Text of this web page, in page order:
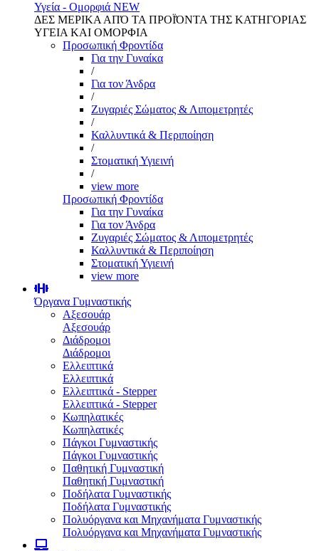
Υγεία - Ομορφιά NEW
ΔΕΣ ΜΕΡΙΚΑ ΑΠΌ ΤΑ ΠΡΟΪΌΝΤΑ ΤΗΣ ΚΑΤΗΓΟΡΙΑΣ
ΥΓΕΙΑ ΚΑΙ ΟΜΟΡΦΙΑ
Προσωπική Φροντίδα
Για την Γυναίκα
/
Για τον Άνδρα
/
Ζυγαριές Σώματος & Λιπομετρητές
/
Καλλυντικά & Περιποίηση
/
Στοματική Υγιεινή
/
view more
Προσωπική Φροντίδα
Για την Γυναίκα
Για τον Άνδρα
Ζυγαριές Σώματος & Λιπομετρητές
Καλλυντικά & Περιποίηση
Στοματική Υγιεινή
view more
Όργανα Γυμναστικής
Αξεσουάρ
Αξεσουάρ
Διάδρομοι
Διάδρομοι
Ελλειπτικά
Ελλειπτικά
Ελλειπτικά - Stepper
Ελλειπτικά - Stepper
Κωπηλατικές
Κωπηλατικές
Πάγκοι Γυμναστικής
Πάγκοι Γυμναστικής
Παθητική Γυμναστική
Παθητική Γυμναστική
Ποδήλατα Γυμναστικής
Ποδήλατα Γυμναστικής
Πολυόργανα και Μηχανήματα Γυμναστικής
Πολυόργανα και Μηχανήματα Γυμναστικής